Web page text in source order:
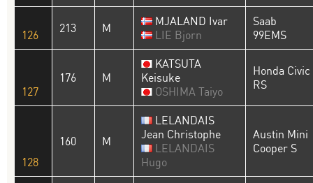
126 213 M
MJALAND Ivar
LIE Bjorn
Saab
99EMS
127
176 M
KATSUTA
Keisuke
OSHIMA Taiyo
Honda Civic
RS
128
160 M
LELANDAIS
Jean Christophe
LELANDAIS
Hugo
Austin Mini
Cooper S